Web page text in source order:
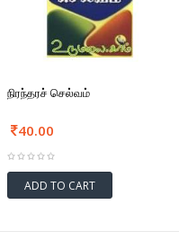
நிரந்தரச் செல்வம்
40.00
ADD TO CART